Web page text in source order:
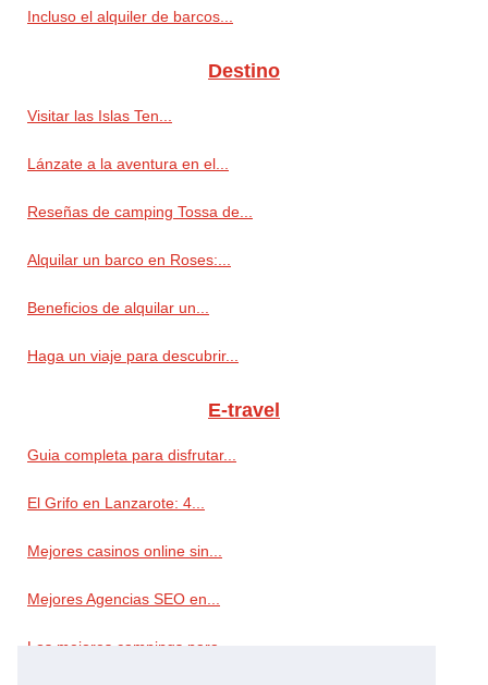
Incluso el alquiler de barcos...
Destino
Visitar las Islas Ten...
Lánzate a la aventura en el...
Reseñas de camping Tossa de...
Alquilar un barco en Roses:...
Beneficios de alquilar un...
Haga un viaje para descubrir...
E-travel
Guia completa para disfrutar...
El Grifo en Lanzarote: 4...
Mejores casinos online sin...
Mejores Agencias SEO en...
Los mejores campings para...